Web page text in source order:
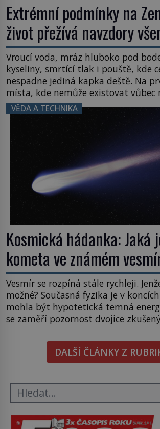
Extrémní podmínky na
život přežívá navzdory
Vroucí voda, mráz hluboko pod
kyseliny, smrtící tlak i pouště, kde
nespadne jediná kapka deště. Na
místa, kde nemůže existovat vůbec
právě tady vědci objevují
posouvají hranice života. Každý
napovídá, kde bychom jednou […]
VĚDA A TECHNIKA
Kosmická hádanka: Jaká
kometa ve známém
Vesmír se rozpíná stále rychleji.
možné? Současná fyzika je v
mohla být hypotetická temná
se zaměří pozornost dvojice
hmatatelnějšího. Naprosto rekordní
Astronomové Pedro Bernardinelli a
mravenčí prací zkoumají archivní
DALŠÍ ČLÁNKY Z